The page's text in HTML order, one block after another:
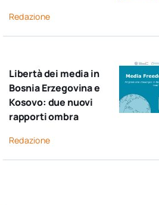
Redazione
Libertà dei media in
Bosnia Erzegovina e
Kosovo: due nuovi
rapporti ombra
Redazione